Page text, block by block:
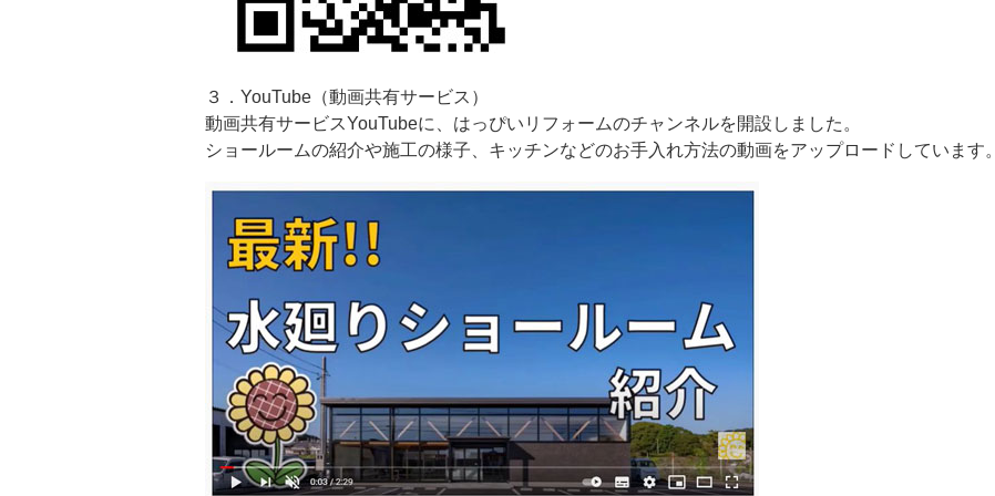
３．YouTube（動画共有サービス）
動画共有サービスYouTubeに、はっぴいリフォームのチャンネルを開設しました。
ショールームの紹介や施工の様子、キッチンなどのお手入れ方法の動画をアップロードしています。